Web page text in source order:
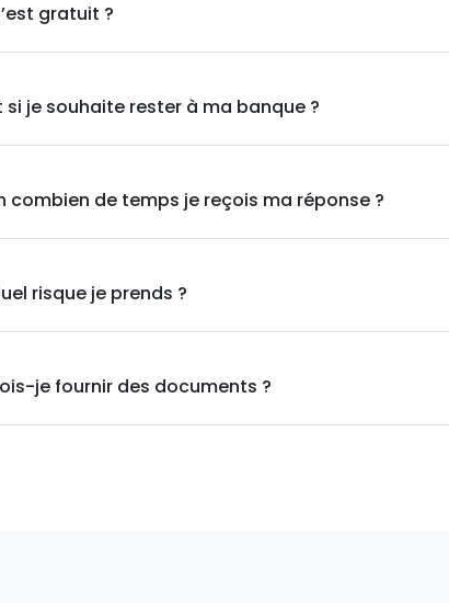
gratuit ?
si je souhaite rester à ma banque ?
combien de temps je reçois ma réponse ?
risque je prends ?
je fournir des documents ?